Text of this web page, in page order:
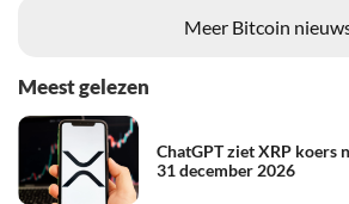
Meer Bitcoin
Meest gelezen
ChatGPT ziet XRP koers
31 december 2026